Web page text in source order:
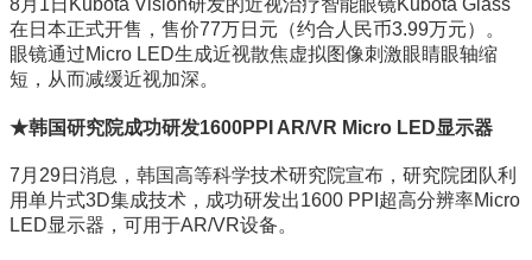
8月1日Kubota Vision研发的近视治疗智能眼镜Kubota Glass
在日本正式开售，售价77万日元（约合人民币3.99万元）。
眼镜通过Micro LED生成近视散焦虚拟图像刺激眼睛眼轴缩
短，从而减缓近视加深。
★韩国研究院成功研发1600PPI AR/VR Micro LED显示器
7月29日消息，韩国高等科学技术研究院宣布，研究院团队利
用单片式3D集成技术，成功研发出1600 PPI超高分辨率Micro
LED显示器，可用于AR/VR设备。